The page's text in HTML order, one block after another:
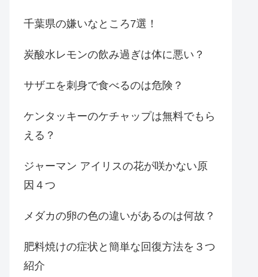
千葉県の嫌いなところ7選！
炭酸水レモンの飲み過ぎは体に悪い？
サザエを刺身で食べるのは危険？
ケンタッキーのケチャップは無料でもら
える？
ジャーマン アイリスの花が咲かない原
因４つ
メダカの卵の色の違いがあるのは何故？
肥料焼けの症状と簡単な回復方法を３つ
紹介